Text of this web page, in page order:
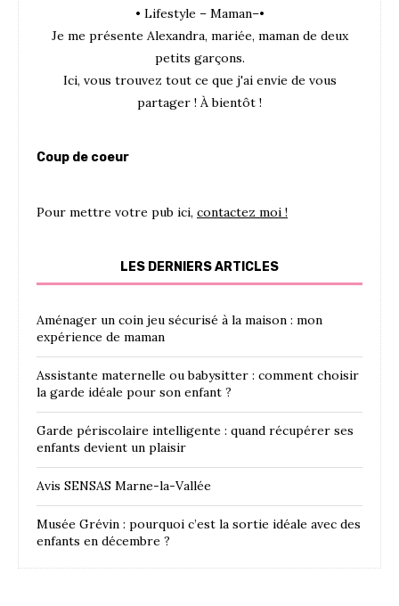
• Lifestyle – Maman–•
Je me présente Alexandra, mariée, maman de deux
petits garçons.
Ici, vous trouvez tout ce que j'ai envie de vous
partager ! À bientôt !
Coup de coeur
Pour mettre votre pub ici, contactez moi !
LES DERNIERS ARTICLES
Aménager un coin jeu sécurisé à la maison : mon
expérience de maman
Assistante maternelle ou babysitter : comment choisir
la garde idéale pour son enfant ?
Garde périscolaire intelligente : quand récupérer ses
enfants devient un plaisir
Avis SENSAS Marne-la-Vallée
Musée Grévin : pourquoi c’est la sortie idéale avec des
enfants en décembre ?